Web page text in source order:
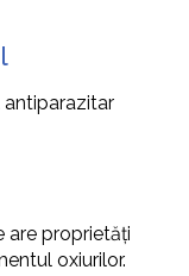
are proprietăți
oxiurilor.